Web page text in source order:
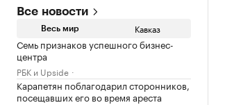
Все новости
Весь мир Кавказ
Семь признаков успешного бизнес-
центра
РБК и Upside
Карапетян поблагодарил сторонников,
посещавших его во время ареста